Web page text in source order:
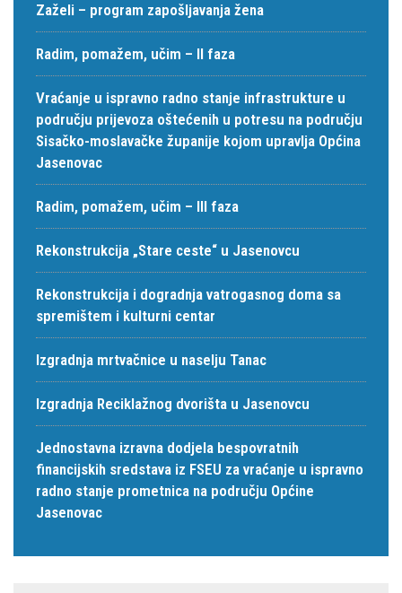
Zaželi – program zapošljavanja žena
Radim, pomažem, učim – II faza
Vraćanje u ispravno radno stanje infrastrukture u
području prijevoza oštećenih u potresu na području
Sisačko-moslavačke županije kojom upravlja Općina
Jasenovac
Radim, pomažem, učim – III faza
Rekonstrukcija „Stare ceste“ u Jasenovcu
Rekonstrukcija i dogradnja vatrogasnog doma sa
spremištem i kulturni centar
Izgradnja mrtvačnice u naselju Tanac
Izgradnja Reciklažnog dvorišta u Jasenovcu
Jednostavna izravna dodjela bespovratnih
financijskih sredstava iz FSEU za vraćanje u ispravno
radno stanje prometnica na području Općine
Jasenovac